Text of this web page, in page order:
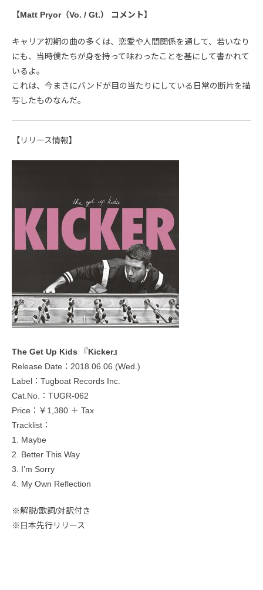
【Matt Pryor（Vo. / Gt.） コメント】
キャリア初期の曲の多くは、恋愛や人間関係を通して、若いなり
にも、当時僕たちが身を持って味わったことを基にして書かれて
いるよ。
これは、今まさにバンドが目の当たりにしている日常の断片を描
写したものなんだ。
【リリース情報】
The Get Up Kids 『Kicker』
Release Date：2018.06.06 (Wed.)
Label：Tugboat Records Inc.
Cat.No.：TUGR-062
Price：￥1,380 ＋ Tax
Tracklist：
1. Maybe
2. Better This Way
3. I’m Sorry
4. My Own Reflection
※解説/歌詞/対訳付き
※日本先行リリース